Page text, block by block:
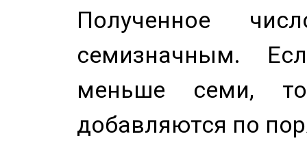
Полученное
семизначным.
меньше семи,
добавляются по